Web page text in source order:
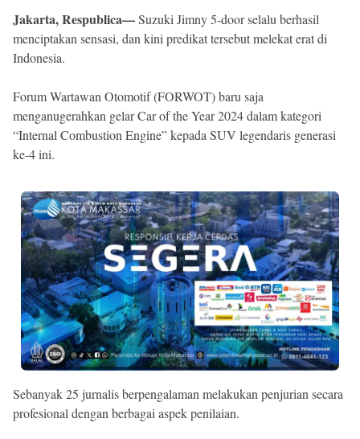
Jakarta, Respublica—Suzuki Jimny 5-door selalu berhasil
menciptakan sensasi, dan kini predikat tersebut melekat erat di
Indonesia.
Forum Wartawan Otomotif (FORWOT) baru saja
menganugerahkan gelar Car of the Year 2024 dalam kategori
“Internal Combustion Engine” kepada SUV legendaris generasi
ke-4 ini.
Sebanyak 25 jurnalis berpengalaman melakukan penjurian secara
profesional dengan berbagai aspek penilaian.